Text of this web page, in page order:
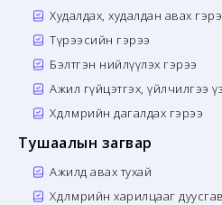
Худалдах, худалдан авах
Түрээсийн гэрээ
Бэлтгэн нийлүүлэх гэрээ
Ажил гүйцэтгэх, үйлчилгээ
Хөдөлмөрийн дагалдах гэрээ
Тушаалын загвар
Ажилд авах тухай
Хөдөлмөрийн харилцааг